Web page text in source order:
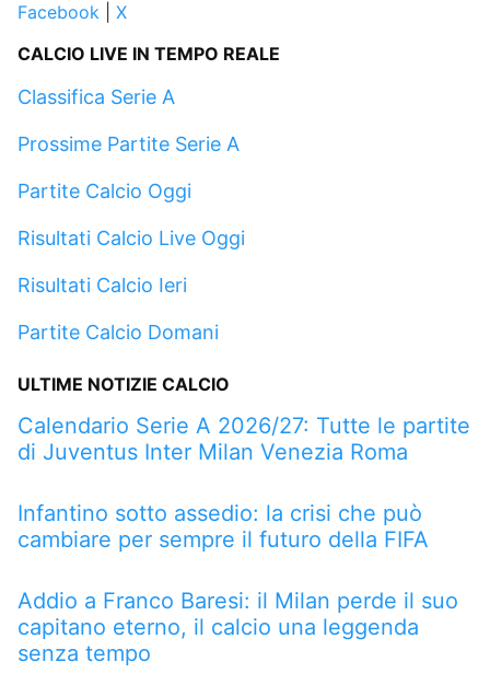
Facebook
X
CALCIO LIVE IN TEMPO REALE
Classifica Serie A
Prossime Partite Serie A
Partite Calcio Oggi
Risultati Calcio Live Oggi
Risultati Calcio Ieri
Partite Calcio Domani
ULTIME NOTIZIE CALCIO
Calendario Serie A 2026/27: Tutte le partite
di Juventus Inter Milan Venezia Roma
Infantino sotto assedio: la crisi che può
cambiare per sempre il futuro della FIFA
Addio a Franco Baresi: il Milan perde il suo
capitano eterno, il calcio una leggenda
senza tempo